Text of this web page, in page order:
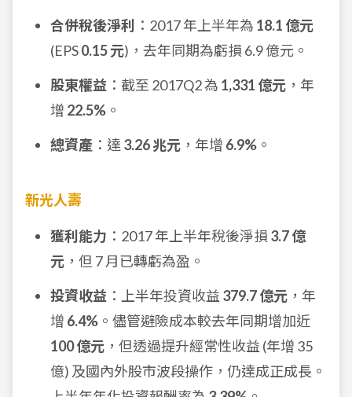
合併稅後淨利
：2017 年上半年為 18.1 億元
(EPS0.15 元)，去年同期為虧損 6.9 億元。
股東權益 ：截至 2017Q2 為 1,331 億元 ，年
增 22.5% 。
總資產 ：達 3.26 兆元 ，年增 6.9% 。
新光人壽
獲利能力 ：2017 年上半年稅後淨損 3.7 億
元 ，但 7 月已轉虧為盈。
投資收益 ：上半年投資收益 379.7 億元 ，年
增 6.4% 。儘管避險成本較去年同期增加近
100 億元 ，但透過提升經常性收益 (年增 35
億) 及國內外股市波段操作，仍達成正成長。